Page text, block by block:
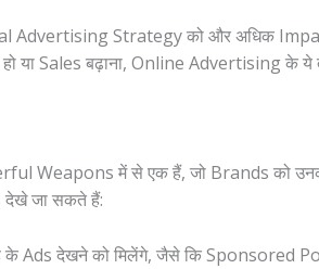
Advertising Strategy को और अधिक
या Sales बढ़ाना, Online Advertising के
में से एक हैं, जो Brands को
जा सकते हैं:
Ads देखने को मिलेंगे, जैसे कि Sponsored